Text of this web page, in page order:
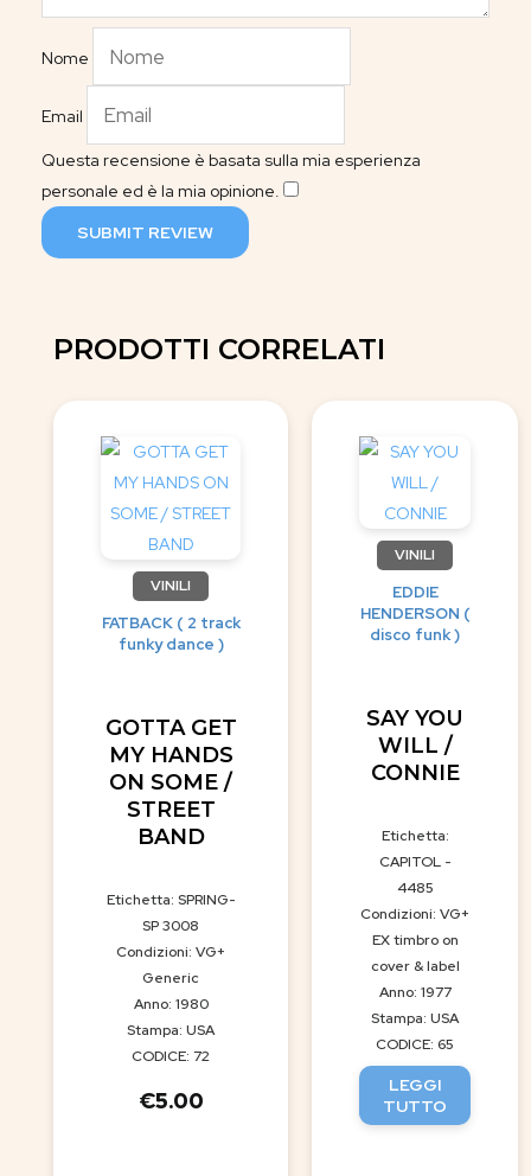
Nome
Email
Questa recensione è basata sulla mia esperienza
personale ed è la mia opinione.
SUBMIT REVIEW
PRODOTTI CORRELATI
VINILI
FATBACK ( 2 track
funky dance )
GOTTA GET
MY HANDS
ON SOME /
STREET
BAND
Etichetta: SPRING-
SP 3008
Condizioni: VG+
Generic
Anno: 1980
Stampa: USA
CODICE: 72
€5.00
VINILI
EDDIE
HENDERSON (
disco funk )
SAY YOU
WILL /
CONNIE
Etichetta:
CAPITOL -
4485
Condizioni: VG+
EX timbro on
cover & label
Anno: 1977
Stampa: USA
CODICE: 65
LEGGI
TUTTO